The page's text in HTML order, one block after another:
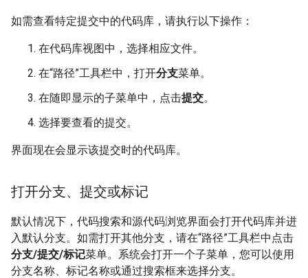
如需查看特定提交中的代码库，请执行以下操作：
在代码库视图中，选择相应文件。
在“路径”工具栏中，打开分支菜单。
在随即显示的子菜单中，点击提交。
选择要查看的提交。
界面现在会显示该提交时的代码库。
打开分支、提交或标记
默认情况下，代码搜索和源代码浏览界面会打开代码库并进
入默认分支。如需打开其他分支，请在“路径”工具栏中点击
分支/提交/标记菜单。系统会打开一个子菜单，您可以使用
分支名称、标记名称或通过搜索框来选择分支。